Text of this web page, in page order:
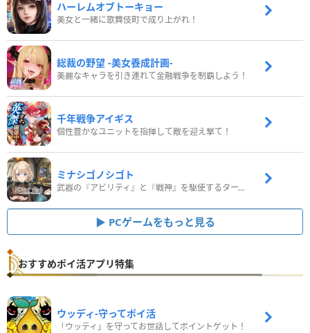
ハーレムオブトーキョー
美女と一緒に歌舞伎町で成り上がれ！
総裁の野望 -美女養成計画-
美麗なキャラを引き連れて金融戦争を制覇しよう！
千年戦争アイギス
個性豊かなユニットを指揮して敵を迎え撃て！
ミナシゴノシゴト
武器の『アビリティ』と『戦神』を駆使するターン制コマンドバトルRPG！
PCゲームをもっと見る
おすすめポイ活アプリ特集
ウッディ‐守ってポイ活
「ウッディ」を守ってお世話してポイントゲット！